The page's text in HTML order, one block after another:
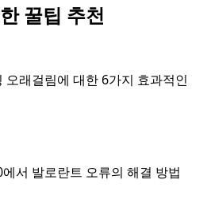
꿀팁 추천
오래걸림에 대한 6가지 효과적인
서 발로란트 오류의 해결 방법